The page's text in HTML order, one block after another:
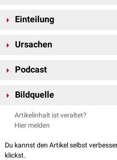
Temperaturempfinden
Einteilung
thermische Hypästhesie:
Ursachen
Schädigung der Haut (
periphereNervenläsionen
Intoxikationen
Ischämie
Podcast
Bildquelle
Bildquelle Causa obscura: ©
Artikelinhalt ist veraltet?
Hier melden
Du kannst den Artikel selbst
klickst.